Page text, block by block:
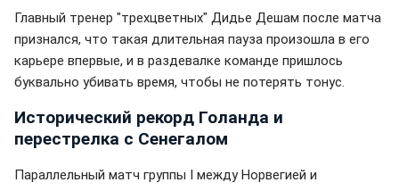
Главный тренер "трехцветных" Дидье Дешам после матча
признался, что такая длительная пауза произошла в его
карьере впервые, и в раздевалке команде пришлось
буквально убивать время, чтобы не потерять тонус.
Исторический рекорд Голанда и
перестрелка с Сенегалом
Параллельный матч группы I между Норвегией и